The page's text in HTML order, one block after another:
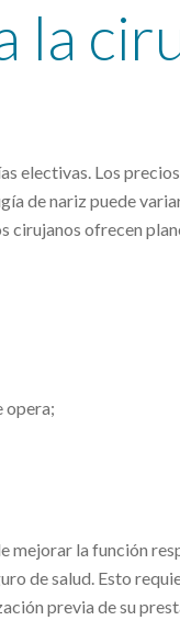
la
electivas. Los
de nariz puede
ofrecen
opera;
mejorar la función
de salud. Esto
previa de su